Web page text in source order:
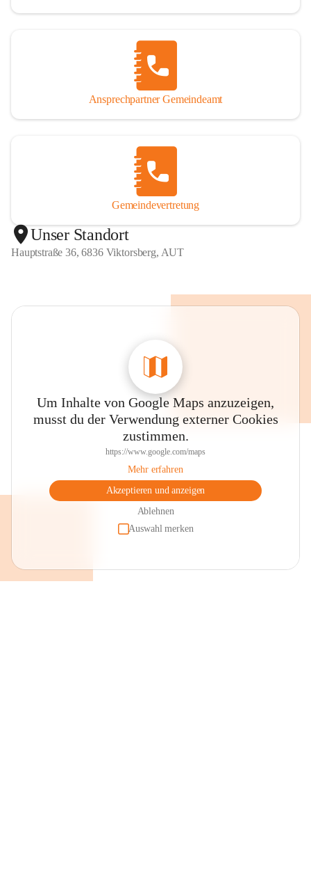
Ansprechpartner Gemeindeamt
Gemeindevertretung
Unser Standort
Hauptstraße 36, 6836 Viktorsberg, AUT
Um Inhalte von Google Maps anzuzeigen,
musst du der Verwendung externer Cookies
zustimmen.
https://www.google.com/maps
Mehr erfahren
Akzeptieren und anzeigen
Ablehnen
Auswahl merken